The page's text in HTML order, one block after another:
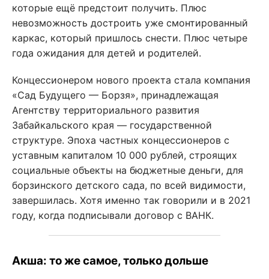
которые ещё предстоит получить. Плюс
невозможность достроить уже смонтированный
каркас, который пришлось снести. Плюс четыре
года ожидания для детей и родителей.
Концессионером нового проекта стала компания
«Сад Будущего — Борзя», принадлежащая
Агентству территориального развития
Забайкальского края — государственной
структуре. Эпоха частных концессионеров с
уставным капиталом 10 000 рублей, строящих
социальные объекты на бюджетные деньги, для
борзинского детского сада, по всей видимости,
завершилась. Хотя именно так говорили и в 2021
году, когда подписывали договор с ВАНК.
Акша: то же самое, только дольше